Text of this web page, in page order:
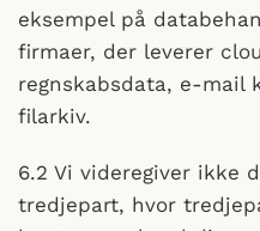
eksempel på
firmaer, der leverer
regnskabsdata, e-mail
filarkiv.
6.2 Vi videregiver ikke
tredjepart, hvor